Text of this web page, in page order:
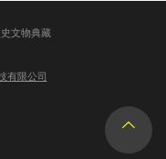
文物典藏
有限公司